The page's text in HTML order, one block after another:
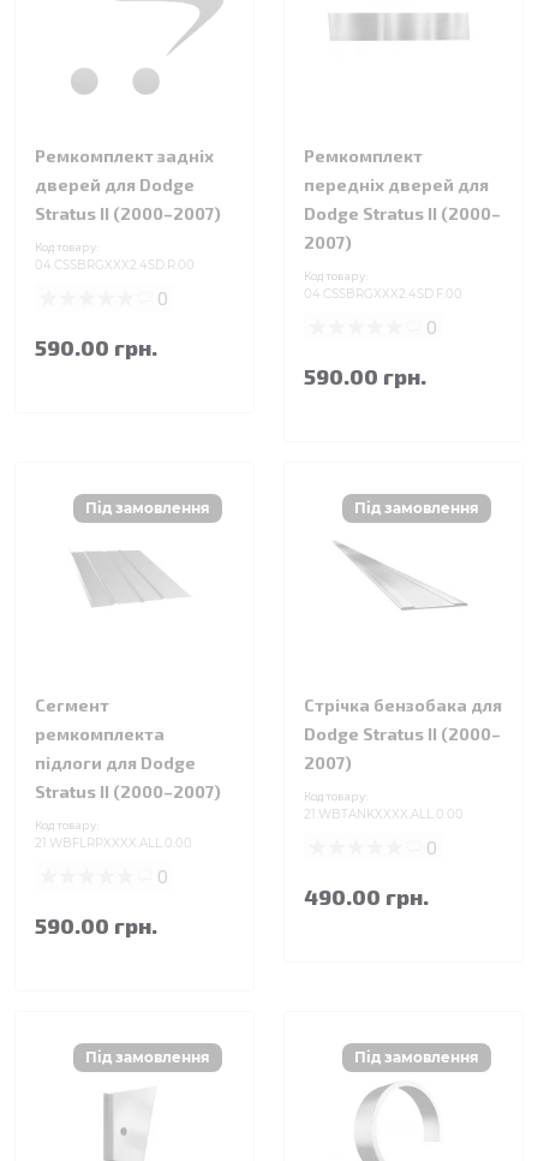
Ремкомплект задніх
дверей для Dodge
Stratus II (2000–2007)
Код товару:
04.CSSBRGXXX2.4SD.R.00
0
590.00 грн.
Ремкомплект
передніх дверей для
Dodge Stratus II (2000–
2007)
Код товару:
04.CSSBRGXXX2.4SD.F.00
0
590.00 грн.
Сегмент
ремкомплекта
підлоги для Dodge
Stratus II (2000–2007)
Код товару:
21.WBFLRPXXXX.ALL.0.00
0
590.00 грн.
Стрічка бензобака для
Dodge Stratus II (2000–
2007)
Код товару:
21.WBTANKXXXX.ALL.0.00
0
490.00 грн.